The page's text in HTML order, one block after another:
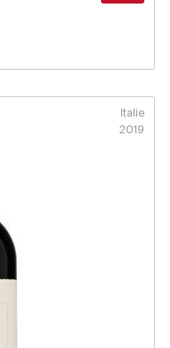
Italie
2019